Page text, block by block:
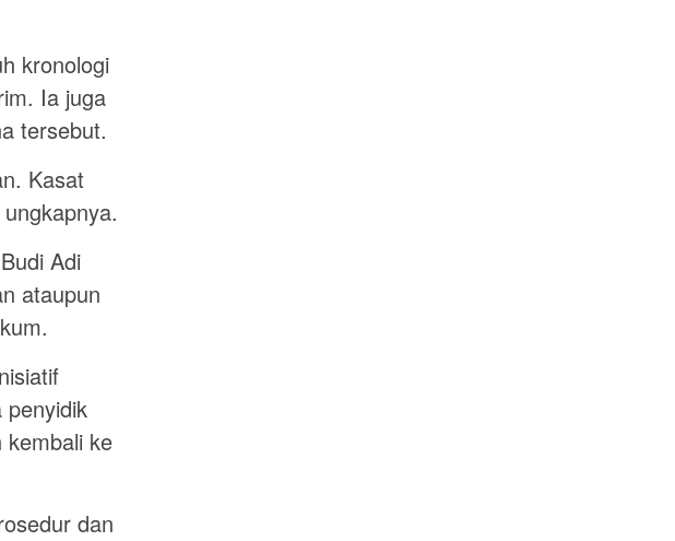
kronologi
Ia juga
tersebut.
Kasat
Adi
ataupun
penyidik
ke
dan